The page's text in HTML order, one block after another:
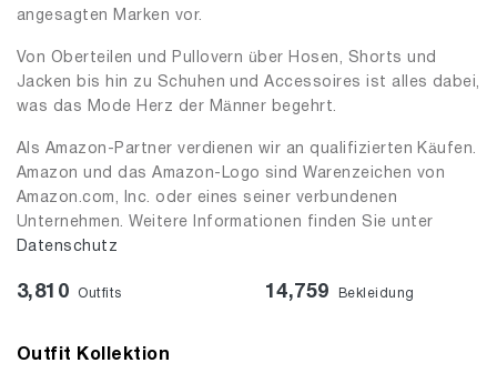
angesagten Marken vor.
Von Oberteilen und Pullovern über Hosen, Shorts und
Jacken bis hin zu Schuhen und Accessoires ist alles dabei,
was das Mode Herz der Männer begehrt.
Als Amazon-Partner verdienen wir an qualifizierten Käufen.
Amazon und das Amazon-Logo sind Warenzeichen von
Amazon.com, Inc. oder eines seiner verbundenen
Unternehmen. Weitere Informationen finden Sie unter
Datenschutz
3,810 Outfits 14,759 Bekleidung
Outfit Kollektion